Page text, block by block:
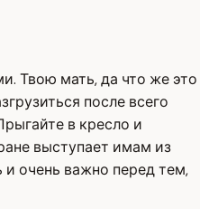
Твою мать, да что же это
после всего
в кресло и
выступает имам из
очень важно перед тем,